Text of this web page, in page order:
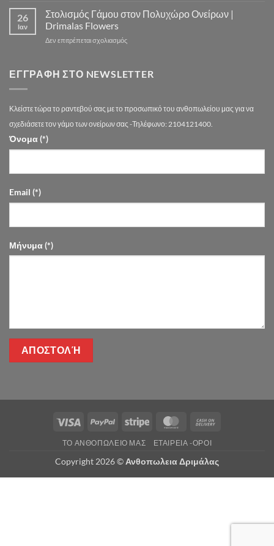
Αθήνα
Στολισμούς
Τάσεις
Αθήνα
ΓΑΜΟΥ
–
26
Ιαν
Στολισμός Γάμου στον Πολυχώρο Ονείρων |
Drimalas Flowers
Δεν επιτρέπεται σχολιασμόςστο
στον
Drimalas
Flowers
ΕΓΓΡΑΦΉ ΣΤΟ NEWSLETTER
Κλείστε τώρα το ραντεβού σας με το προσωπικό του ανθοπωλείου μας για να
σχεδιάσετε τον γάμο των ονείρων σας -Τηλέφωνο: 2104121400.
Όνομα (*)
Email (*)
Μήνυμα (*)
Visa PayPal Stripe MasterCard
ΤΌ ΑΝΘΟΠΩΛΕΊΟ ΜΑΣ ΕΤΑΙΡΕΊΑ -ΟΡΟΙ
Copyright 2026 © Ανθοπωλεια Δριμάλας